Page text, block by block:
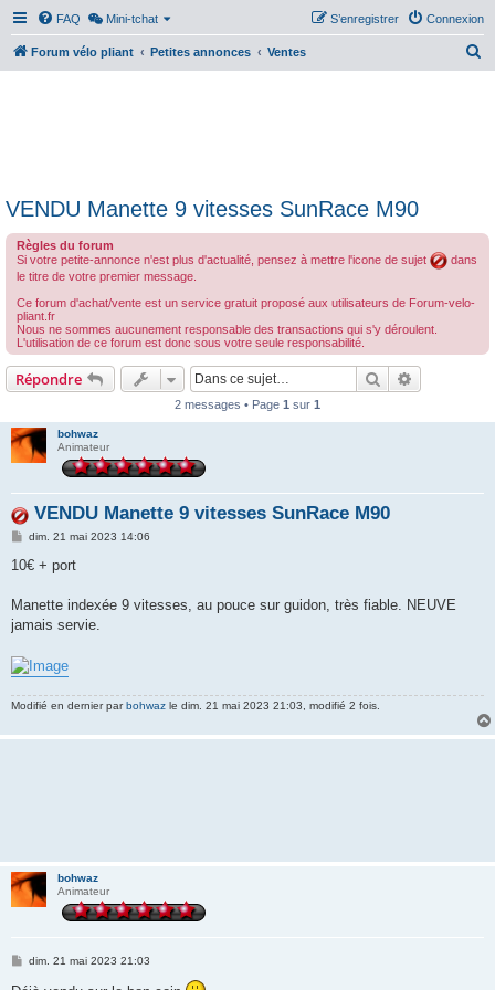
FAQ Mini-tchat Connexion
S’enregistrer
Forum vélo pliant Petites annonces Ventes
h
VENDU Manette 9 vitesses SunRace M90
Règles du forum
Si votre petite-annonce n'est plus d'actualité, pensez à mettre l'icone de sujet
dans
le titre de votre premier message.
Ce forum d'achat/vente est un service gratuit proposé aux utilisateurs de Forum-velo-
pliant.fr
Nous ne sommes aucunement responsable des transactions qui s'y déroulent.
L'utilisation de ce forum est donc sous votre seule responsabilité.
Répondre Rechercher
2 messages • Page 1 sur 1
bohwaz
Animateur
VENDU Manette 9 vitesses SunRace M90
M
s
g
dim. 21 mai 2023 14:06
10€ + port
Manette indexée 9 vitesses, au pouce sur guidon, très fiable. NEUVE
jamais servie.
Modifié en dernier parbohwaz le dim. 21 mai 2023 21:03, modifié 2 fois.
bohwaz
Animateur
M
s
dim. 21 mai 2023 21:03